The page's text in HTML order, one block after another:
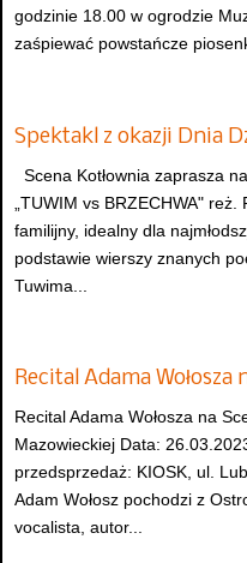
godzinie 18.00 w ogrodzie
zaśpiewać powstańcze
Spektakl z okazji Dnia
Scena Kotłownia zaprasza
„TUWIM vs BRZECHWA"
familijny, idealny dla
podstawie wierszy znanych
Tuwima...
Recital Adama Wołosza
Recital Adama Wołosza na
Mazowieckiej Data:
przedsprzedaż: KIOSK, ul.
Adam Wołosz pochodzi z
vocalista, autor...